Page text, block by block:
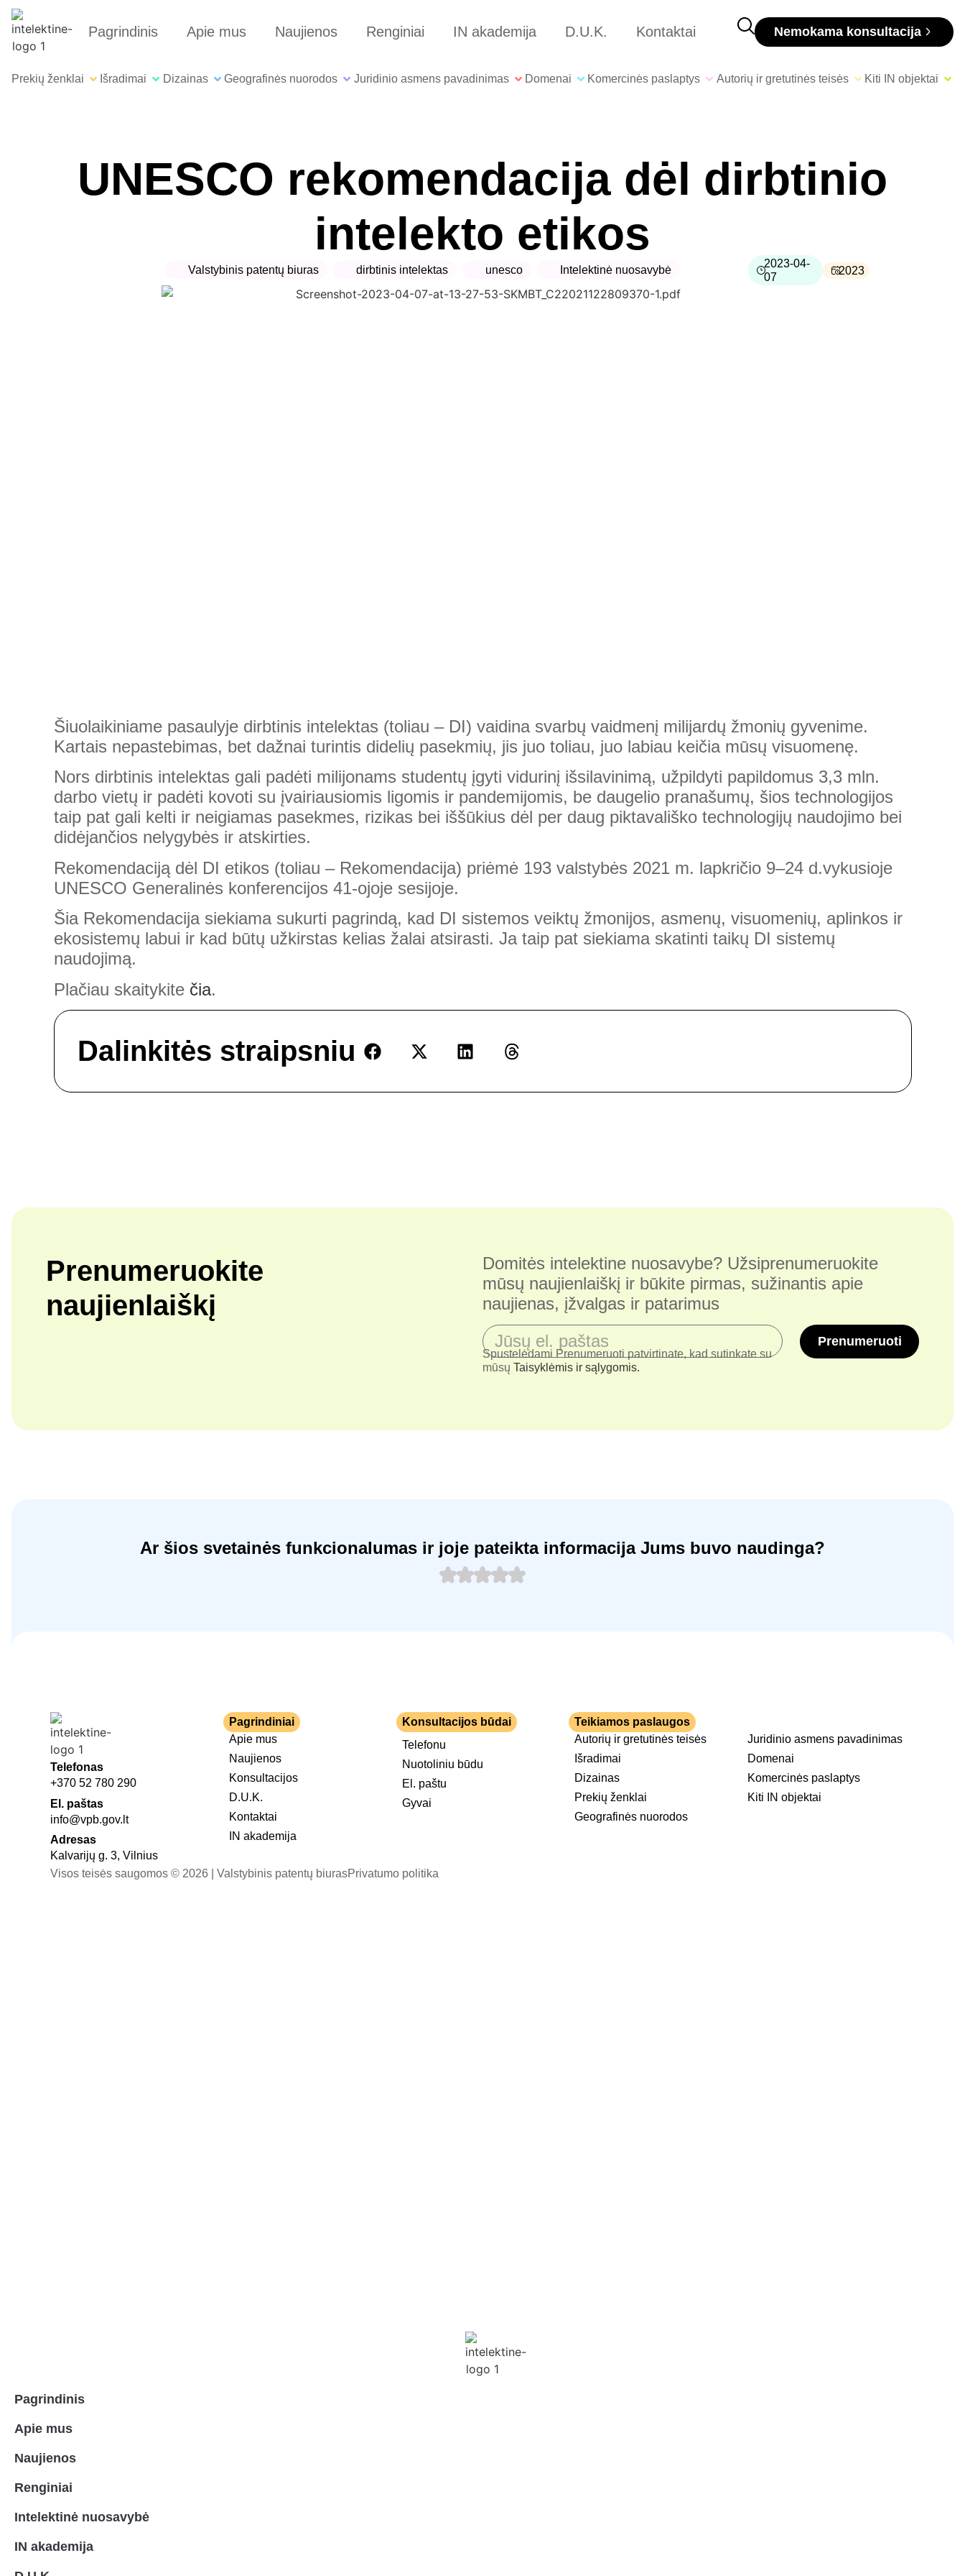
Pagrindinis Apie mus Naujienos Renginiai IN akademija D.U.K. Kontaktai Nemokama konsultacija
Prekių ženklai Išradimai Dizainas Geografinės nuorodos Juridinio asmens pavadinimas Domenai Komercinės paslaptys Autorių ir gretutinės teisės Kiti IN objektai
UNESCO rekomendacija dėl dirbtinio
intelekto etikos
Valstybinis patentų biuras dirbtinis intelektas unesco Intelektinė nuosavybė
2023-04-
07
2023
Šiuolaikiniame pasaulyje dirbtinis intelektas (toliau – DI) vaidina svarbų vaidmenį milijardų žmonių gyvenime.
Kartais nepastebimas, bet dažnai turintis didelių pasekmių, jis juo toliau, juo labiau keičia mūsų visuomenę.
Nors dirbtinis intelektas gali padėti milijonams studentų įgyti vidurinį išsilavinimą, užpildyti papildomus 3,3 mln.
darbo vietų ir padėti kovoti su įvairiausiomis ligomis ir pandemijomis, be daugelio pranašumų, šios technologijos
taip pat gali kelti ir neigiamas pasekmes, rizikas bei iššūkius dėl per daug piktavališko technologijų naudojimo bei
didėjančios nelygybės ir atskirties.
Rekomendaciją dėl DI etikos (toliau – Rekomendacija) priėmė 193 valstybės 2021 m. lapkričio 9–24 d.vykusioje
UNESCO Generalinės konferencijos 41-ojoje sesijoje.
Šia Rekomendacija siekiama sukurti pagrindą, kad DI sistemos veiktų žmonijos, asmenų, visuomenių, aplinkos ir
ekosistemų labui ir kad būtų užkirstas kelias žalai atsirasti. Ja taip pat siekiama skatinti taikų DI sistemų
naudojimą.
Plačiau skaitykite čia.
Dalinkitės straipsniu
Prenumeruokite
naujienlaiškį
Domitės intelektine nuosavybe? Užsiprenumeruokite
mūsų naujienlaiškį ir būkite pirmas, sužinantis apie
naujienas, įžvalgas ir patarimus
Prenumeruoti
Spustelėdami Prenumeruoti patvirtinate, kad sutinkate su
mūsų Taisyklėmis ir sąlygomis.
Ar šios svetainės funkcionalumas ir joje pateikta informacija Jums buvo naudinga?
Telefonas
+370 52 780 290
El. paštas
info@vpb.gov.lt
Adresas
Kalvarijų g. 3, Vilnius
Pagrindiniai
Apie mus
Naujienos
Konsultacijos
D.U.K.
Kontaktai
IN akademija
Konsultacijos būdai
Telefonu
Nuotoliniu būdu
El. paštu
Gyvai
Teikiamos paslaugos
Autorių ir gretutinės teisės
Išradimai
Dizainas
Prekių ženklai
Geografinės nuorodos
Juridinio asmens pavadinimas
Domenai
Komercinės paslaptys
Kiti IN objektai
Visos teisės saugomos © 2026 | Valstybinis patentų biurasPrivatumo politika
Pagrindinis
Apie mus
Naujienos
Renginiai
Intelektinė nuosavybė
IN akademija